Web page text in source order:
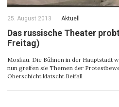
25. August 2013 Aktuell
Das russische Theater
Freitag)
Moskau. Die Bühnen in der Hauptstadt
nun greifen sie Themen der
Oberschicht klatscht Beifall